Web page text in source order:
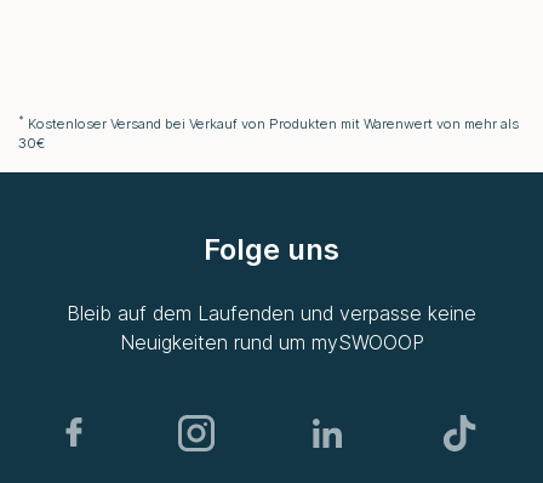
* Kostenloser Versand bei Verkauf von Produkten mit Warenwert von mehr als
30€
Folge uns
Bleib auf dem Laufenden und verpasse keine
Neuigkeiten rund um mySWOOOP